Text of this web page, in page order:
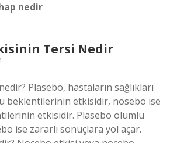
nedir
Tersi Nedir
Plasebo, hastaların sağlıkları
beklentilerinin etkisidir, nosebo ise
etkisidir. Plasebo olumlu
ise zararlı sonuçlara yol açar.